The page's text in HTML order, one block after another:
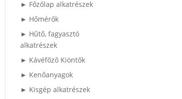
► Főzőlap alkatrészek
► Hőmérők
► Hűtő, fagyasztó
alkatrészek
► Kávéfőző Kiöntők
► Kenőanyagok
► Kisgép alkatrészek